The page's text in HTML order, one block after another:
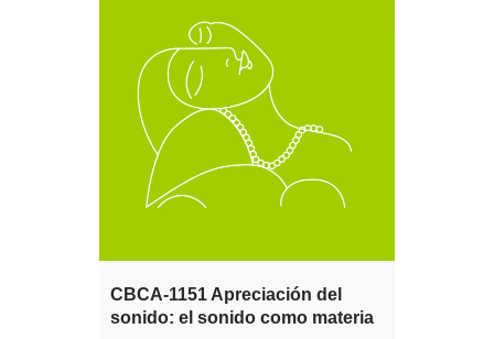
CBCA-1151 Apreciación del
sonido: el sonido como materia